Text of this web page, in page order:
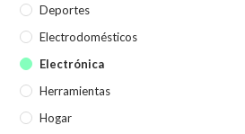
Deportes
Electrodomésticos
Electrónica
Herramientas
Hogar